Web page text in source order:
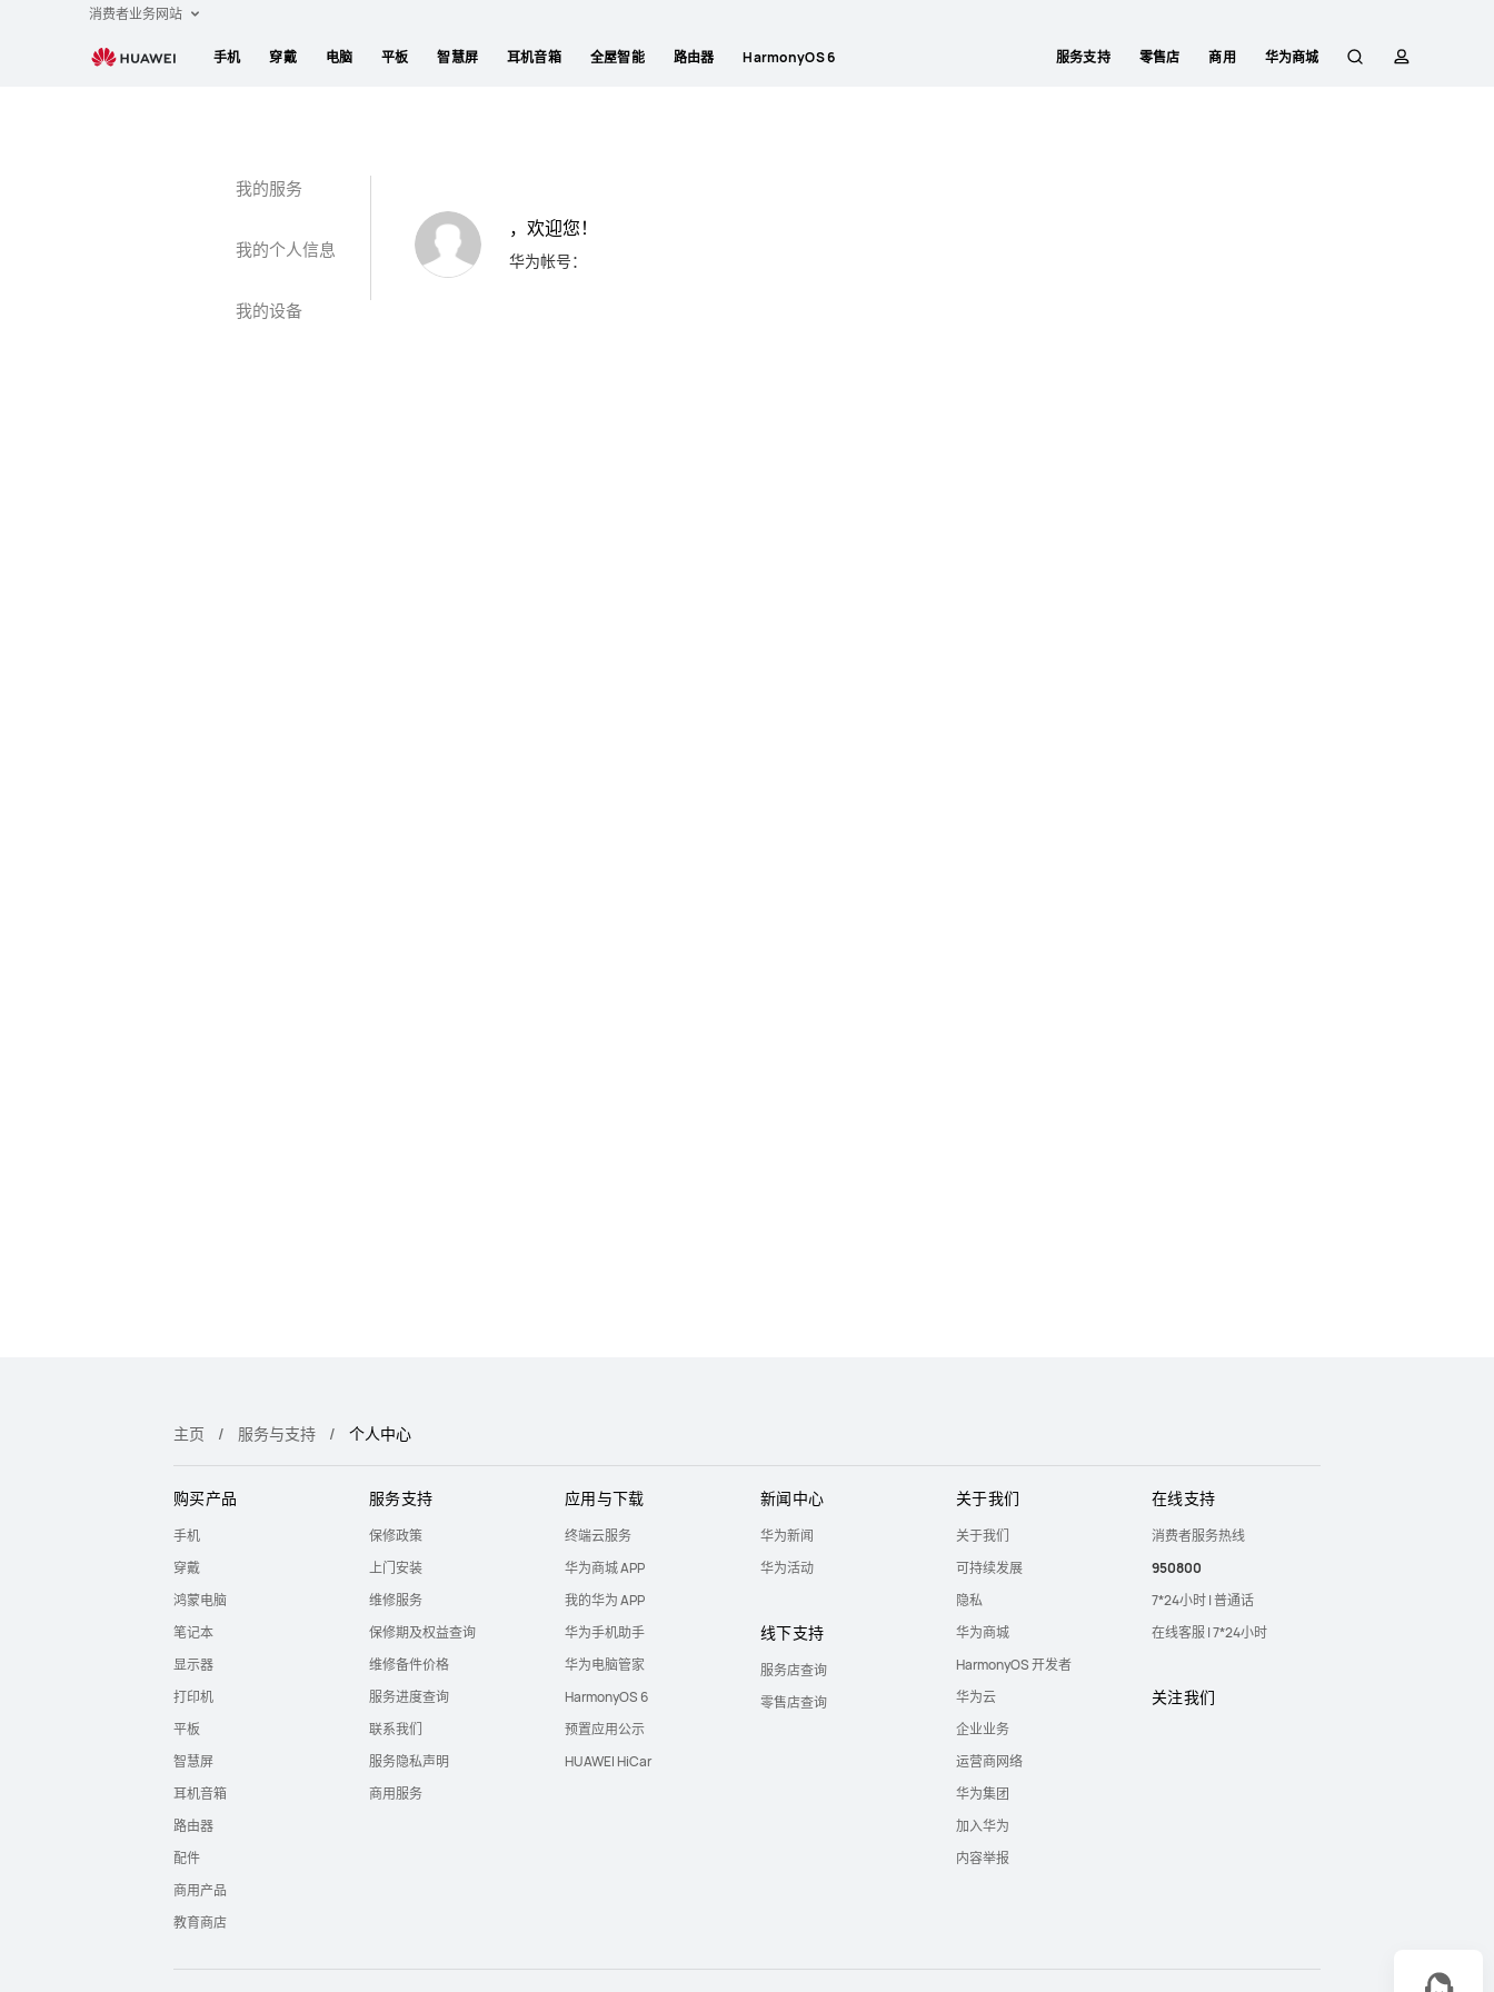
消费者业务网站
手机 穿戴 电脑 平板 智慧屏 耳机音箱 全屋智能 路由器 HarmonyOS 6 服务支持 零售店 商用 华为商城
我的服务
我的个人信息
我的设备
，欢迎您！
华为帐号：
主页 服务与支持 个人中心
购买产品
手机
穿戴
鸿蒙电脑
笔记本
显示器
打印机
平板
智慧屏
耳机音箱
路由器
配件
商用产品
教育商店
服务支持
保修政策
上门安装
维修服务
保修期及权益查询
维修备件价格
服务进度查询
联系我们
服务隐私声明
商用服务
应用与下载
终端云服务
华为商城 APP
我的华为 APP
华为手机助手
华为电脑管家
HarmonyOS 6
预置应用公示
HUAWEI HiCar
新闻中心
华为新闻
华为活动
线下支持
服务店查询
零售店查询
关于我们
关于我们
可持续发展
隐私
华为商城
HarmonyOS 开发者
华为云
企业业务
运营商网络
华为集团
加入华为
内容举报
在线支持
消费者服务热线
950800
7*24小时 | 普通话
在线客服 | 7*24小时
关注我们